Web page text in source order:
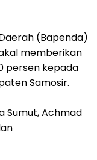
(Bapenda)
memberikan
persen kepada
Samosir.
Sumut, Achmad